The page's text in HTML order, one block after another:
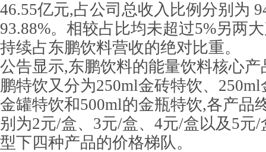
46.55亿元,占公司总收入比例分别为
93.88%。相较占比均未超过5%另两
持续占东鹏饮料营收的绝对比重。
公告显示,东鹏饮料的能量饮料核心
鹏特饮又分为250ml金砖特饮、
金罐特饮和500ml的金瓶特饮,各产品
别为2元/盒、3元/盒、4元/盒以及5元
型下四种产品的价格梯队。